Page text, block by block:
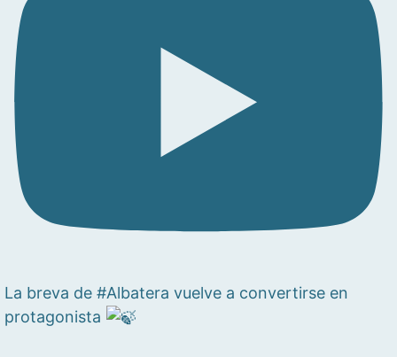
La breva de #Albatera vuelve a convertirse en
protagonista